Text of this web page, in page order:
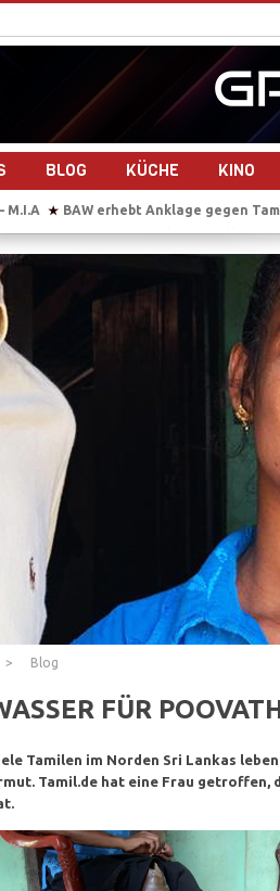
BLOG KÜCHE KINO
übersetzt auch im Gebärsaal ★
ein Musikvideo ★ Sri Lanka nach
Tiger ★ Reportage-Reihe: Sri Lanka
der Universität Jaffna in
Blog
FÜR
Tamilen im Norden Sri Lankas
Tamil.de hat eine Frau getroffen,